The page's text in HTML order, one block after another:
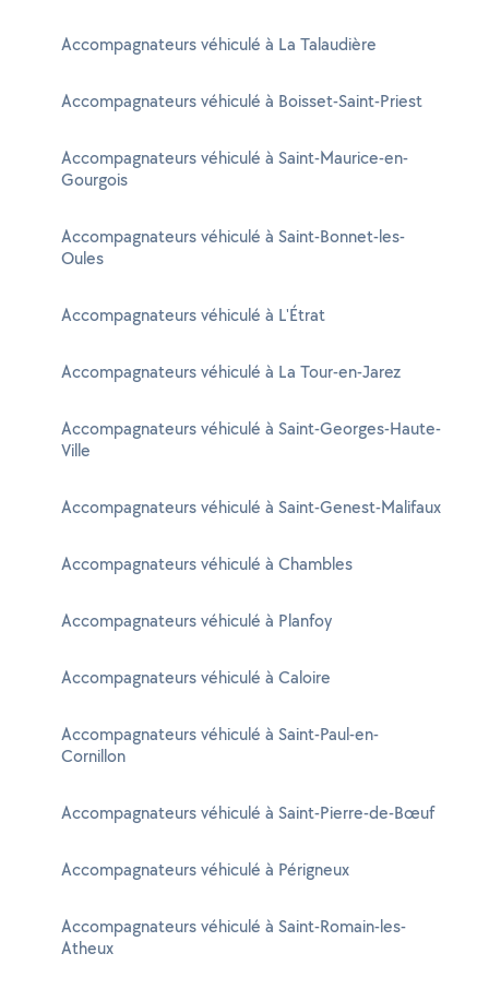
Accompagnateurs véhiculé à La Talaudière
Accompagnateurs véhiculé à Boisset-Saint-Priest
Accompagnateurs véhiculé à Saint-Maurice-en-
Gourgois
Accompagnateurs véhiculé à Saint-Bonnet-les-
Oules
Accompagnateurs véhiculé à L'Étrat
Accompagnateurs véhiculé à La Tour-en-Jarez
Accompagnateurs véhiculé à Saint-Georges-Haute-
Ville
Accompagnateurs véhiculé à Saint-Genest-Malifaux
Accompagnateurs véhiculé à Chambles
Accompagnateurs véhiculé à Planfoy
Accompagnateurs véhiculé à Caloire
Accompagnateurs véhiculé à Saint-Paul-en-
Cornillon
Accompagnateurs véhiculé à Saint-Pierre-de-Bœuf
Accompagnateurs véhiculé à Périgneux
Accompagnateurs véhiculé à Saint-Romain-les-
Atheux